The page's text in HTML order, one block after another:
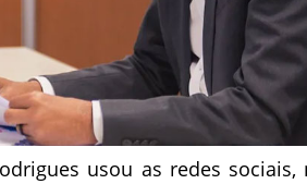
usou as redes sociais,